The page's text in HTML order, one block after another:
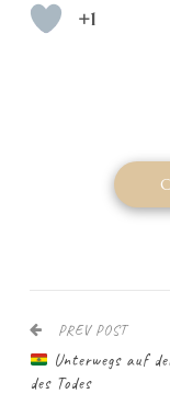
+1
PREV POST
Unterwegs auf
des Todes